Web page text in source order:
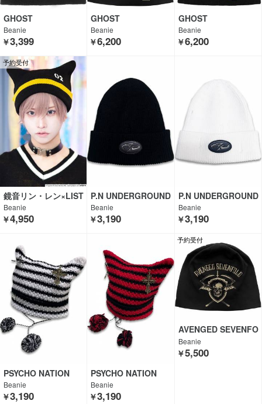
GHOST
Beanie
￥3,399
GHOST
Beanie
￥6,200
GHOST
Beanie
￥6,200
予約受付
鏡音リン・レン×LIST
EN FLAVOR
Beanie
￥4,950
P.N UNDERGROUND
Beanie
￥3,190
P.N UNDERGROUND
Beanie
￥3,190
PSYCHO NATION
Beanie
￥3,190
PSYCHO NATION
Beanie
￥3,190
予約受付
AVENGED SEVENFO
LD
Beanie
￥5,500